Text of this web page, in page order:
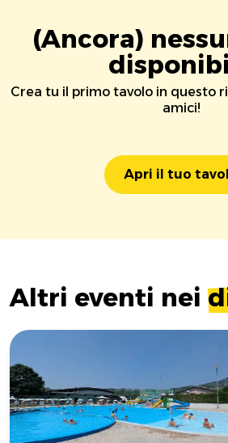
(Ancora)
Crea tu il primo tavolo in questo
amici!
Apri il tuo
Altri eventi nei